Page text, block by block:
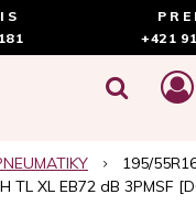
+421
195/
TL XL EB72 dB 3PMSF